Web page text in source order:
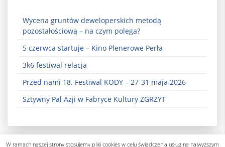
Wycena gruntów deweloperskich metodą
pozostałościową – na czym polega?
5 czerwca startuje – Kino Plenerowe Perła
3k6 festiwal relacja
Przed nami 18. Festiwal KODY – 27-31 maja 2026
Sztywny Pal Azji w Fabryce Kultury ZGRZYT
W ramach naszej strony stosujemy pliki cookies w celu świadczenia usług na najwyższym